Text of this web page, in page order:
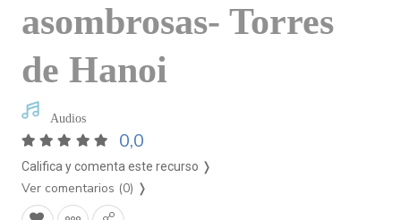
asombrosas- Torres
de Hanoi
Audios
0,0
Califica y comenta este recurso ❭
Ver comentarios (0) ❭